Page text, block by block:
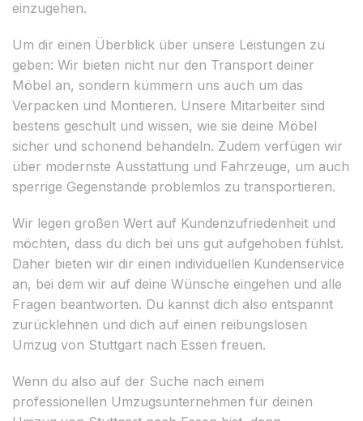
einzugehen.
Um dir einen Überblick über unsere Leistungen zu
geben: Wir bieten nicht nur den Transport deiner
Möbel an, sondern kümmern uns auch um das
Verpacken und Montieren. Unsere Mitarbeiter sind
bestens geschult und wissen, wie sie deine Möbel
sicher und schonend behandeln. Zudem verfügen wir
über modernste Ausstattung und Fahrzeuge, um auch
sperrige Gegenstände problemlos zu transportieren.
Wir legen großen Wert auf Kundenzufriedenheit und
möchten, dass du dich bei uns gut aufgehoben fühlst.
Daher bieten wir dir einen individuellen Kundenservice
an, bei dem wir auf deine Wünsche eingehen und alle
Fragen beantworten. Du kannst dich also entspannt
zurücklehnen und dich auf einen reibungslosen
Umzug von Stuttgart nach Essen freuen.
Wenn du also auf der Suche nach einem
professionellen Umzugsunternehmen für deinen